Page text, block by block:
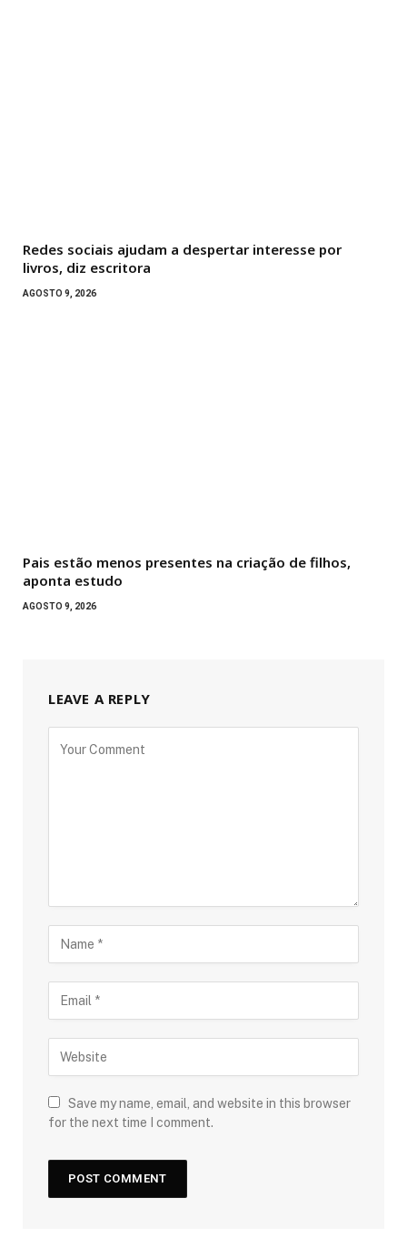
Redes sociais ajudam a despertar interesse por
livros, diz escritora
AGOSTO 9, 2026
Pais estão menos presentes na criação de filhos,
aponta estudo
AGOSTO 9, 2026
LEAVE A REPLY
Save my name, email, and website in this browser
for the next time I comment.